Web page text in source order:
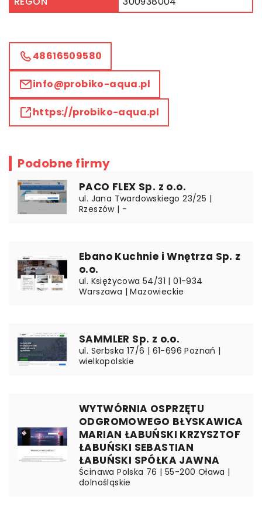
48616509580
info@probiko-aqua.pl
https://probiko-aqua.pl
Podobne firmy
PACO FLEX Sp. z o.o.
ul. Jana Twardowskiego 23/25 |
Rzeszów | -
Ebano Kuchnie i Wnętrza Sp. z
o.o.
ul. Księżycowa 54/31 | 01-934
Warszawa | Mazowieckie
SAMMLER Sp. z o.o.
ul. Serbska 17/6 | 61-696 Poznań |
wielkopolskie
WYTWÓRNIA OSPRZĘTU
ODGROMOWEGO BŁYSKAWICA
MARIAN ŁABUŃSKI KRZYSZTOF
ŁABUŃSKI SEBASTIAN
ŁABUŃSKI SPÓŁKA JAWNA
Ścinawa Polska 76 | 55-200 Oława |
dolnośląskie